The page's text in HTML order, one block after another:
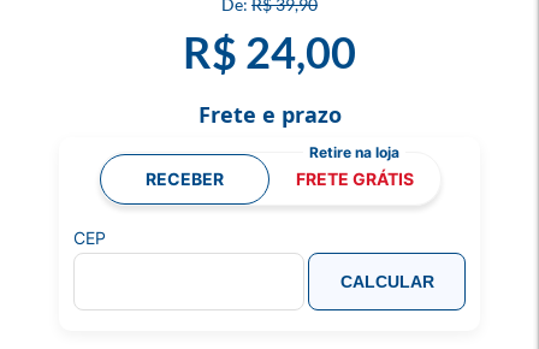
R$ 39,90
R$ 24,00
Frete e prazo
RECEBER FRETE GRÁTIS
CEP
CALCULAR